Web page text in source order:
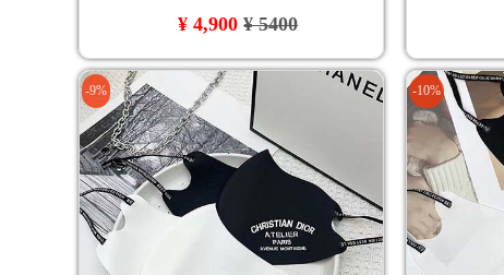
¥ 4,900¥ 5400
-9% -10%